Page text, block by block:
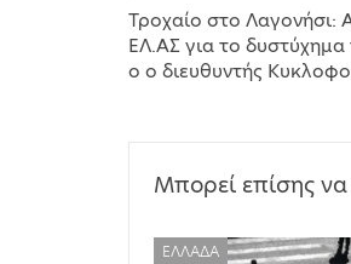
Τροχαίο στο Λαγονήσι:
ΕΛ.ΑΣ για το
ο ο διευθυντής
Μπορεί επίσης να
ΕΛΛΆΔΑ